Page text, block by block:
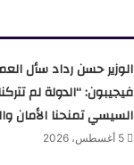
الوزير حسن رداد سأل
فيجيبون: “الدولة لم
السيسي تمنحنا الأمان
5 أغسطس، 2026